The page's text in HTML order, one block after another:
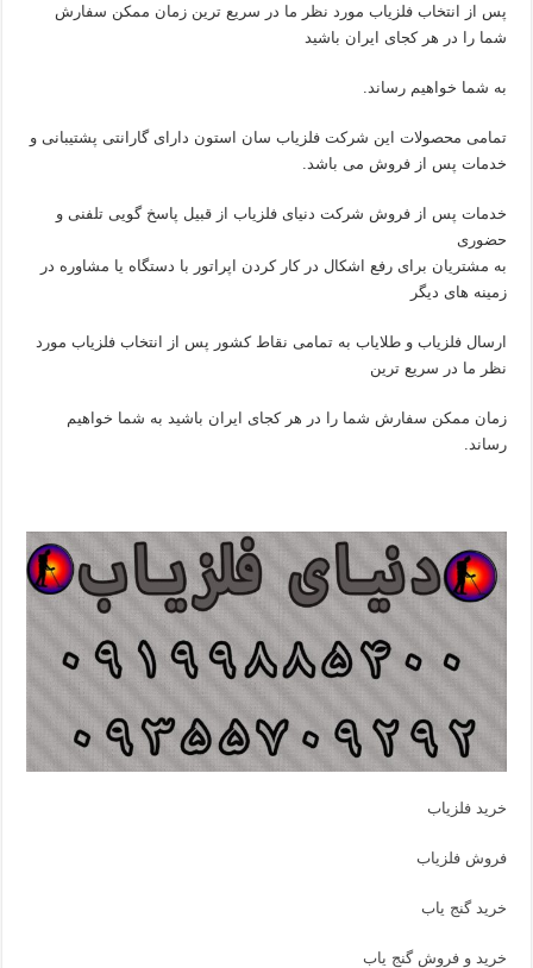
پس از انتخاب فلزیاب مورد نظر ما در سریع ترین زمان ممکن سفارش
شما را در هر کجای ایران باشید
به شما خواهیم رساند.
تمامی محصولات این شرکت فلزیاب سان استون دارای گارانتی پشتیبانی و
خدمات پس از فروش می باشد.
خدمات پس از فروش شرکت دنیای فلزیاب از قبیل پاسخ گویی تلفنی و
حضوری
به مشتریان برای رفع اشکال در کار کردن اپراتور با دستگاه یا مشاوره در
زمینه های دیگر
ارسال فلزیاب و طلایاب به تمامی نقاط کشور پس از انتخاب فلزیاب مورد
نظر ما در سریع ترین
زمان ممکن سفارش شما را در هر کجای ایران باشید به شما خواهیم
رساند.
خرید فلزیاب
فروش فلزیاب
خرید گنج یاب
خرید و فروش گنج یاب